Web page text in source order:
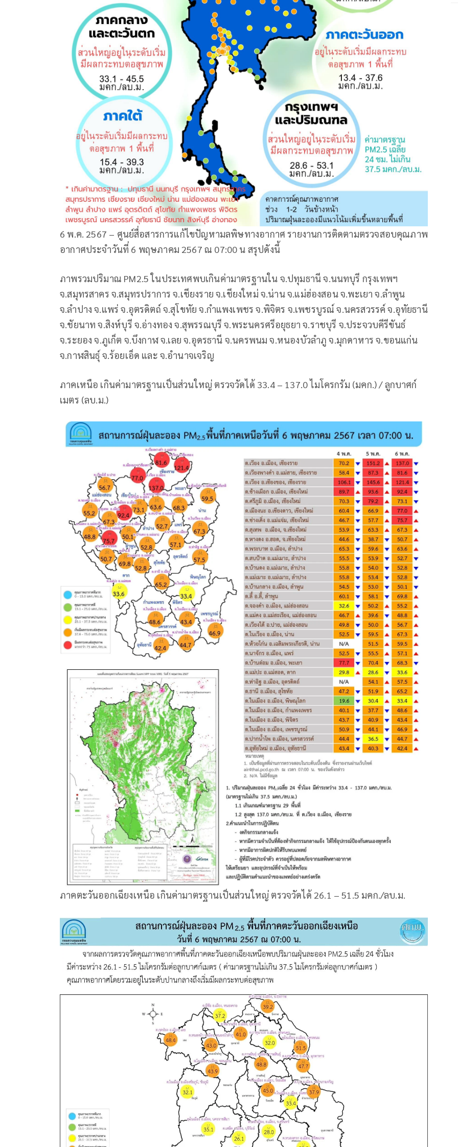
6 พ.ค. 2567 – ศูนย์สื่อสารการแก้ไขปัญหามลพิษทางอากาศ รายงานการติดตามตรวจสอบคุณภาพ
อากาศประจำวันที่ 6 พฤษภาคม 2567 ณ 07:00 น สรุปดังนี้
ภาพรวมปริมาณ PM2.5 ในประเทศพบเกินค่ามาตรฐานใน จ.ปทุมธานี จ.นนทบุรี กรุงเทพฯ
จ.สมุทรสาคร จ.สมุทรปราการ จ.เชียงราย จ.เชียงใหม่ จ.น่าน จ.แม่ฮ่องสอน จ.พะเยา จ.ลำพูน
จ.ลำปาง จ.แพร่ จ.อุตรดิตถ์ จ.สุโขทัย จ.กำแพงเพชร จ.พิจิตร จ.เพชรบูรณ์ จ.นครสวรรค์ จ.อุทัยธานี
จ.ชัยนาท จ.สิงห์บุรี จ.อ่างทอง จ.สุพรรณบุรี จ.พระนครศรีอยุธยา จ.ราชบุรี จ.ประจวบคีรีขันธ์
จ.ระยอง จ.ภูเก็ต จ.บึงกาฬ จ.เลย จ.อุดรธานี จ.นครพนม จ.หนองบัวลำภู จ.มุกดาหาร จ.ขอนแก่น
จ.กาฬสินธุ์ จ.ร้อยเอ็ด และ จ.อำนาจเจริญ
ภาคเหนือ เกินค่ามาตรฐานเป็นส่วนใหญ่ ตรวจวัดได้ 33.4 – 137.0 ไมโครกรัม (มคก.) / ลูกบาศก์
เมตร (ลบ.ม.)
ภาคตะวันออกเฉียงเหนือ เกินค่ามาตรฐานเป็นส่วนใหญ่ ตรวจวัดได้ 26.1 – 51.5 มคก./ลบ.ม.